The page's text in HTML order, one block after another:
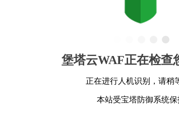
堡塔云WAF正在检查
正在进行人机识别，请稍
本站受宝塔防御系统保